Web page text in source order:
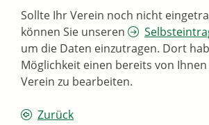
Sollte Ihr Verein noch nicht
können Sie unseren
um die Daten einzutragen. Dort
Möglichkeit einen bereits von
Verein zu bearbeiten.
Zurück